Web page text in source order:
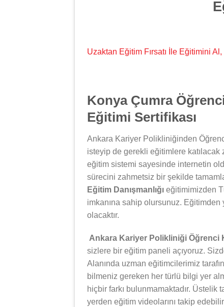
Uzaktan Eğitim Fırsatı İle Eğitimini
Konya Çumra
Eğitimi Sertifikası
Ankara Kariyer Polikliniğinden
isteyip de gerekli eğitimlere katılacak
eğitim sistemi sayesinde internetin
sürecini zahmetsiz bir şekilde
Eğitim Danışmanlığı eğitimimizden
imkanına sahip olursunuz.
olacaktır.
Ankara Kariyer Polikliniği Öğrenci
sizlere bir eğitim paneli açıyoruz.
Alanında uzman eğitimcilerimiz
bilmeniz gereken her türlü bilgi yer
hiçbir farkı bulunmamaktadır.
yerden eğitim videolarını takip